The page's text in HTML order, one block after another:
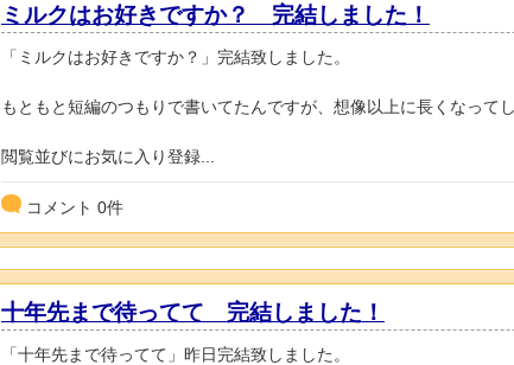
ミルクはお好きですか？ 完結しました！
「ミルクはお好きですか？」完結致しました。
もともと短編のつもりで書いてたんですが、想像以上に長くなって
閲覧並びにお気に入り登録...
コメント 0件
十年先まで待ってて 完結しました！
「十年先まで待ってて」昨日完結致しました。